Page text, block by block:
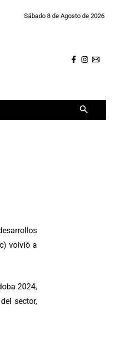
Sábado 8 de Agosto de 2026
Buscar
volvió a
2024,
sector,